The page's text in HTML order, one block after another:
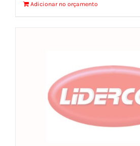
Adicionar no orçamento